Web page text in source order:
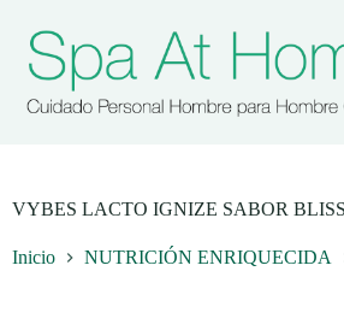
contenido
VYBES LACTO IGNIZE SABOR
Inicio NUTRICIÓN ENRIQUECIDA